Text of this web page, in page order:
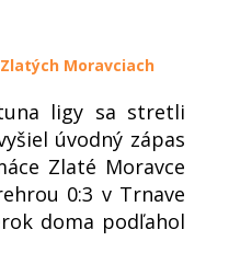
Moravciach
ligy sa stretli
úvodný zápas
Zlaté Moravce
0:3 v Trnave
doma podľahol